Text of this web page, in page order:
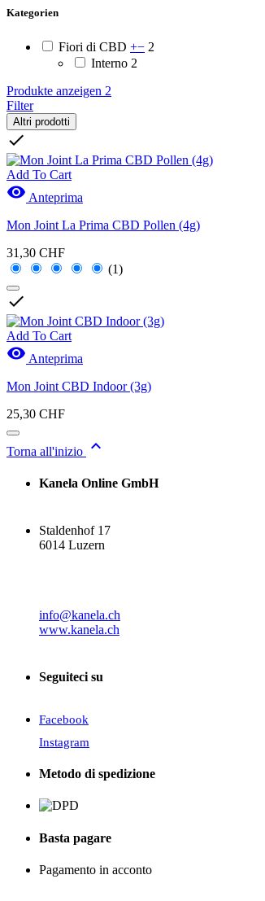
Kategorien
Fiori di CBD +− 2
Interno 2
Produkte anzeigen 2
Filter
Altri prodotti

Add To Cart
 Anteprima
Mon Joint La Prima CBD Pollen (4g)
31,30 CHF
(1)

Add To Cart
 Anteprima
Mon Joint CBD Indoor (3g)
25,30 CHF
Torna all'inizio 
Kanela Online GmbH
Staldenhof 17
6014 Luzern
info@kanela.ch
www.kanela.ch
Seguiteci su
Facebook
Instagram
Metodo di spedizione
Basta pagare
Pagamento in acconto